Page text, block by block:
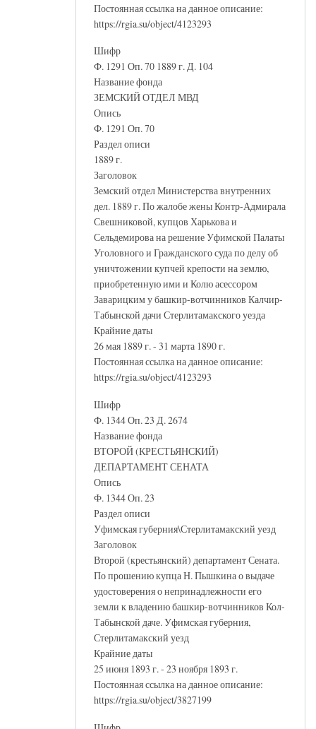
Постоянная ссылка на данное описание:
https://rgia.su/object/4123293
Шифр
Ф. 1291 Оп. 70 1889 г. Д. 104
Название фонда
ЗЕМСКИЙ ОТДЕЛ МВД
Опись
Ф. 1291 Оп. 70
Раздел описи
1889 г.
Заголовок
Земский отдел Министерства внутренних
дел. 1889 г. По жалобе жены Контр-Адмирала
Свешниковой, купцов Харькова и
Сельдемирова на решение Уфимской Палаты
Уголовного и Гражданского суда по делу об
уничтожении купчей крепости на землю,
приобретенную ими и Колю асессором
Заварицким у башкир-вотчинников Калчир-
Табынской дачи Стерлитамакского уезда
Крайние даты
26 мая 1889 г. - 31 марта 1890 г.
Постоянная ссылка на данное описание:
https://rgia.su/object/4123293
Шифр
Ф. 1344 Оп. 23 Д. 2674
Название фонда
ВТОРОЙ (КРЕСТЬЯНСКИЙ)
ДЕПАРТАМЕНТ СЕНАТА
Опись
Ф. 1344 Оп. 23
Раздел описи
Уфимская губерния\Стерлитамакский уезд
Заголовок
Второй (крестьянский) департамент Сената.
По прошению купца Н. Пышкина о выдаче
удостоверения о непринадлежности его
земли к владению башкир-вотчинников Кол-
Табынской даче. Уфимская губерния,
Стерлитамакский уезд
Крайние даты
25 июня 1893 г. - 23 ноября 1893 г.
Постоянная ссылка на данное описание:
https://rgia.su/object/3827199